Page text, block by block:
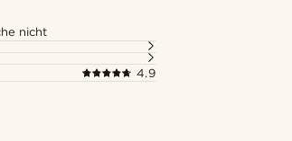
nicht
4.9